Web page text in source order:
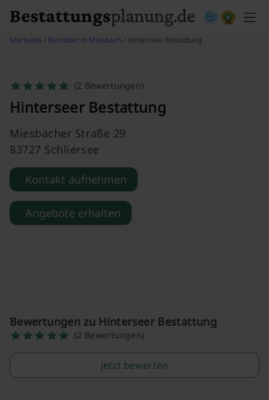
Startseite / Bestatter in Miesbach / Hinterseer Bestattung
(2 Bewertungen)
Hinterseer Bestattung
Miesbacher Straße 29
83727 Schliersee
Kontakt aufnehmen
Angebote erhalten
Bewertungen zu Hinterseer Bestattung
(2 Bewertungen)
Jetzt bewerten